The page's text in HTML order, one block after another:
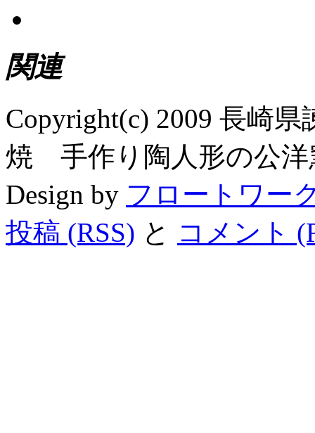
関連
Copyright(c) 2009 長崎
焼 手作り陶人形の公洋
Design by フロートワー
投稿 (RSS) と コメント